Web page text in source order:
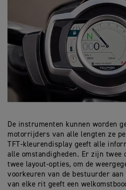
De instrumenten kunnen worden
motorrijders van alle lengten ze
TFT-kleurendisplay geeft alle
alle omstandigheden. Er zijn twee
twee layout-opties, om de
voorkeuren van de bestuurder aan
van elke rit geeft een